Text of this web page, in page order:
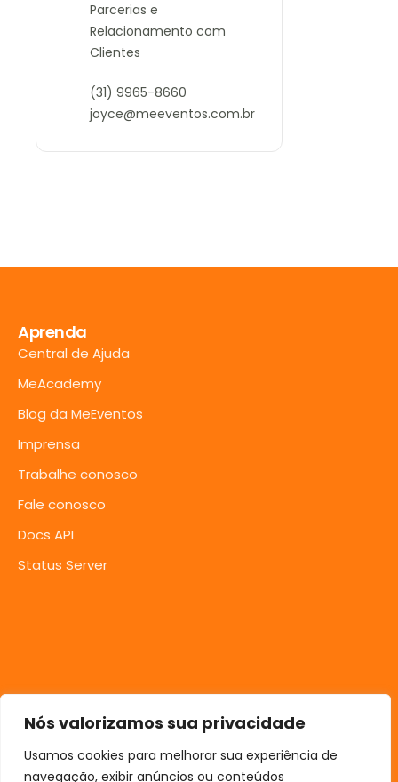
Nós valorizamos sua privacidade
Usamos cookies para melhorar sua experiência de
navegação, exibir anúncios ou conteúdos
Parcerias e
Relacionamento com
Clientes
(31) 9965-8660
joyce@meeventos.com.br
Aprenda
Central de Ajuda
MeAcademy
Blog da MeEventos
Imprensa
Trabalhe conosco
Fale conosco
Docs API
Status Server